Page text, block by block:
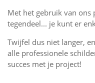
Met het gebruik van ons
tegendeel... je kunt er
Twijfel dus niet langer,
alle professionele
succes met je project!